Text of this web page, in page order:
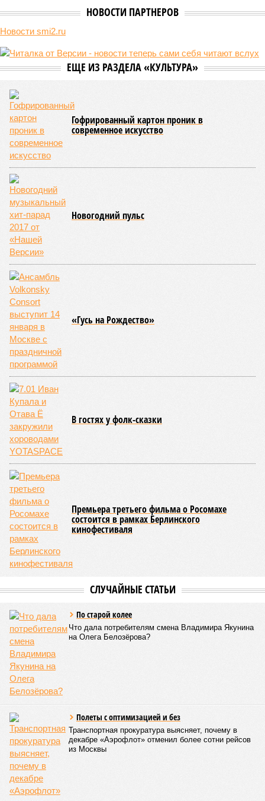
НОВОСТИ ПАРТНЕРОВ
Новости smi2.ru
ЕЩЕ ИЗ РАЗДЕЛА «КУЛЬТУРА»
Гофрированный картон проник в
современное искусство
Новогодний пульс
«Гусь на Рождество»
В гостях у фолк-сказки
Премьера третьего фильма о Росомахе
состоится в рамках Берлинского
кинофестиваля
СЛУЧАЙНЫЕ СТАТЬИ
По старой колее
Что дала потребителям смена Владимира Якунина
на Олега Белозёрова?
Полеты с оптимизацией и без
Транспортная прокуратура выясняет, почему в
декабре «Аэрофлот» отменил более сотни рейсов
из Москвы